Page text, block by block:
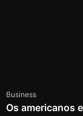
Business
Os americanos